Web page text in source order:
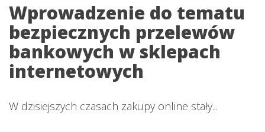
Wprowadzenie do tematu
bezpiecznych przelewów
bankowych w sklepach
internetowych
W dzisiejszych czasach zakupy online stały...